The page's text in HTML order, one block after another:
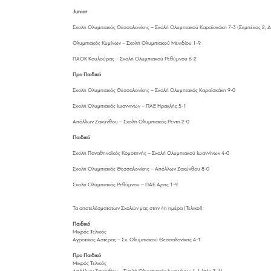
Junior
Σχολή Ολυμπιακός Θεσσαλονίκης – Σχολή Ολυμπιακού Καραϊσκάκη 7-3 (Σεμπέκος 2,
Ολυμπιακός Κυμίνων – Σχολή Ολυμπιακού Μενιδίου 1-9
ΠΑΟΚ Κουλούρας – Σχολή Ολυμπιακού Ρεθύμνου 6-2
Προ Παιδικό
Σχολή Ολυμπιακός Θεσσαλονίκης – Σχολή Ολυμπιακός Καραϊσκάκη 9-0
Σχολή Ολυμπιακός Ιωαννινων – ΠΑΕ Ηρακλής 5-1
Απόλλων Ζακύνθου – Σχολή Ολυμπιακός Ρέντη 2-0
Παιδικό
Σχολή Παναθηναϊκός Κομοτηνής – Σχολή Ολυμπιακού Ιωαννίνων 4-0
Σχολή Ολυμπιακός Θεσσαλονίκης – Απόλλων Ζακύνθου 8-0
Σχολή Ολυμπιακός Ρεθύμνου – ΠΑΕ Άρης 1-9
Τα αποτελέσματατων Σχολών μας στην 4η ημέρα (Τελικοί):
Παιδικό
Μικρός Τελικός
Αγροτικός Αστέρας – Σχ. Ολυμπιακού Θεσσαλονίκης 4-1
Προ Παιδικό
Μικρός Τελικός